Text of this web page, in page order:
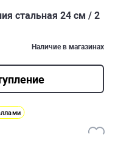
стальная 24 см / 2
Наличие в магазинах